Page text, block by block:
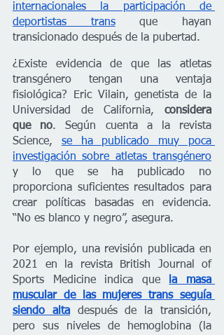
internacionales la participación de
deportistas trans que hayan
transicionado después de la pubertad.
¿Existe evidencia de que las atletas
transgénero tengan una ventaja
fisiológica? Eric Vilain, genetista de la
Universidad de California, considera
que no. Según cuenta a la revista
Science, se ha publicado muy poca
investigación sobre atletas transgénero
y lo que se ha publicado no
proporciona suficientes resultados para
crear políticas basadas en evidencia.
“No es blanco y negro”, asegura.
Por ejemplo, una revisión publicada en
2021 en la revista British Journal of
Sports Medicine indica que
la masa
muscular de las mujeres trans seguía
siendo alta
después de la transición,
pero sus niveles de hemoglobina (la